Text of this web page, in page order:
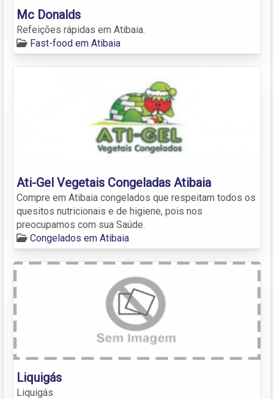
Mc Donalds
Refeições rápidas em Atibaia.
Fast-food em Atibaia
Ati-Gel Vegetais Congeladas Atibaia
Compre em Atibaia congelados que respeitam todos os
quesitos nutricionais e de higiene, pois nos
preocupamos com sua Saúde.
Congelados em Atibaia
Liquigás
Liquigás